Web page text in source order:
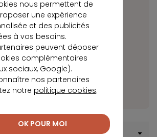
2017 2016
Avril Mai Juin Juillet
Novembre Décembre
Menu Assurance de prêt
nous permettent de
une expérience
et des publicités
à vos besoins.
peuvent déposer
complémentaires
sociaux, Google).
nos partenaires
notre politique cookies.
OK POUR MOI